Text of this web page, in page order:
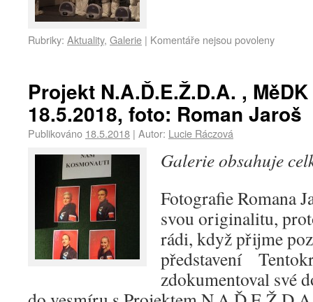
Rubriky: Aktuality, Galerie | Komentáře nejsou povoleny
Projekt N.A.Ď.E.Ž.D.A. ,
18.5.2018, foto: Roman Jaroš
Publikováno 18.5.2018 | Autor: Lucie Ráczová
Galerie obsahuje
Fotografie Romana
svou originalitu,
rádi, když přijme
představení
zdokumentoval své